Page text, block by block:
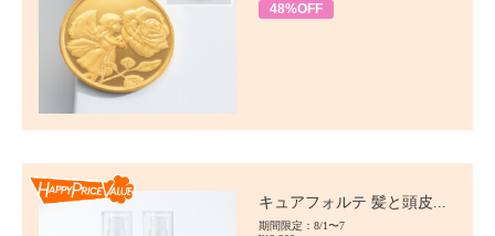
48%OFF
キュアフォルテ 髪と頭皮...
期間限定：8/1〜7